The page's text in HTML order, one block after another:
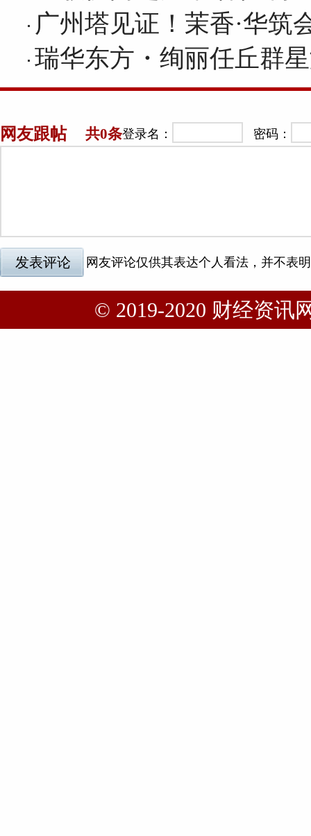
广州塔见证！茉香·华筑
瑞华东方・绚丽任丘群
© 2019-2020 财经资讯